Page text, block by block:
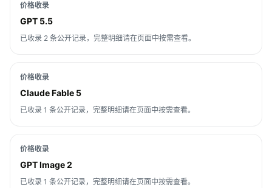
价格收录
GPT 5.5
已收录 2 条公开记录，完整明细请在页面中按需查看。
价格收录
Claude Fable 5
已收录 1 条公开记录，完整明细请在页面中按需查看。
价格收录
GPT Image 2
已收录 1 条公开记录，完整明细请在页面中按需查看。